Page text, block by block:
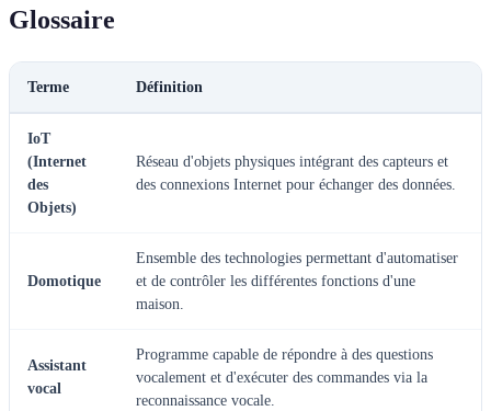
Glossaire
Terme Définition
IoT
(Internet
des
Objets)
Réseau d'objets physiques intégrant des capteurs et
des connexions Internet pour échanger des données.
Domotique
Ensemble des technologies permettant d'automatiser
et de contrôler les différentes fonctions d'une
maison.
Assistant
vocal
Programme capable de répondre à des questions
vocalement et d'exécuter des commandes via la
reconnaissance vocale.